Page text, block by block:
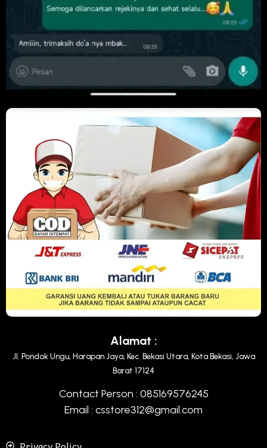
Alamat :
Jl. Pondok Ungu, Harapan Jaya, Kec. Bekasi Utara, Kota Bekasi, Jawa
Barat 17124
Contact Person : 085169576245
Email : csstore312@gmail.com